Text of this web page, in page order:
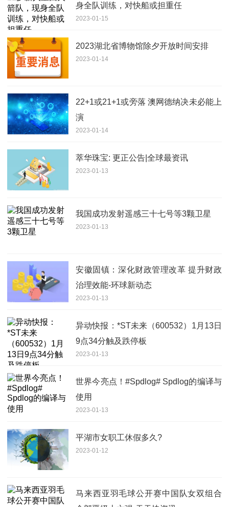
身全队训练，对快船或担重任
2023-01-15
2023湖北省博物馆除夕开放时间安排
2023-01-14
22+1或21+1或旁落 澳网德纳决未必能上
演
2023-01-14
萃华珠宝: 更正公告|全球最资讯
2023-01-13
我国成功发射遥感三十七号等3颗卫星
2023-01-13
安徽固镇：深化财政管理改革 提升财政
治理效能-环球新动态
2023-01-13
异动快报：*ST未来（600532）1月13日
9点34分触及跌停板
2023-01-13
世界今亮点！#Spdlog# Spdlog的编译与
使用
2023-01-13
平湖市女职工休假多久?
2023-01-12
马来西亚羽毛球公开赛中国队女双组合